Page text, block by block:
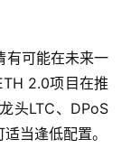
有可能在未来一
2.0项目在推
头LTC、DPoS
当逢低配置。